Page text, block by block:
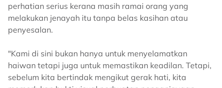
perhatian serius kerana masih ramai orang yang
melakukan jenayah itu tanpa belas kasihan atau
penyesalan.
"Kami di sini bukan hanya untuk menyelamatkan
haiwan tetapi juga untuk memastikan keadilan. Tetapi,
sebelum kita bertindak mengikut gerak hati, kita